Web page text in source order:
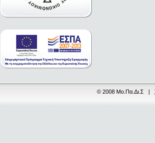
© 2008 Μο.Πα.Δι.Σ |